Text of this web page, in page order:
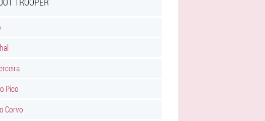
Pico
Corvo